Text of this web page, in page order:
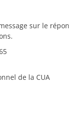
sur le
de la CUA